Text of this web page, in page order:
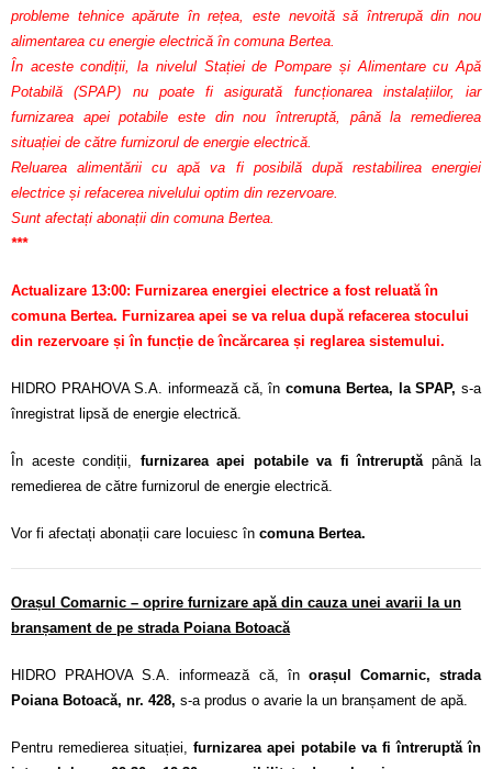
probleme tehnice apărute în rețea, este nevoită să întrerupă din nou
alimentarea cu energie electrică în comuna Bertea.
În aceste condiții, la nivelul Stației de Pompare și Alimentare cu Apă
Potabilă (SPAP) nu poate fi asigurată funcționarea instalațiilor, iar
furnizarea apei potabile este din nou întreruptă, până la remedierea
situației de către furnizorul de energie electrică.
Reluarea alimentării cu apă va fi posibilă după restabilirea energiei
electrice și refacerea nivelului optim din rezervoare.
Sunt afectați abonații din comuna Bertea.
***
Actualizare 13:00: Furnizarea energiei electrice a fost reluată în
comuna Bertea. Furnizarea apei se va relua după refacerea stocului
din rezervoare și în funcție de încărcarea și reglarea sistemului.
HIDRO PRAHOVA S.A. informează că, încomuna Bertea, la SPAP, s-a
înregistrat lipsă de energie electrică.
În aceste condiții, furnizarea apei potabile va fi întreruptă până la
remedierea de către furnizorul de energie electrică.
Vor fi afectați abonații care locuiesc în comuna Bertea.
Orașul Comarnic – oprire furnizare apă din cauza unei avarii la un
branșament de pe strada Poiana Botoacă
HIDRO PRAHOVA S.A. informează că, în orașul Comarnic, strada
Poiana Botoacă, nr. 428, s-a produs o avarie la un branșament de apă.
Pentru remedierea situației, furnizarea apei potabile va fi întreruptă în